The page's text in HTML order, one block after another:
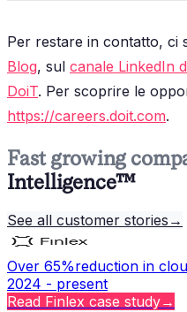
Per restare in contatto, ci
Blog, sul canale LinkedIn
DoiT. Per scoprire le
https://careers.doit.com.
Fast growing
Intelligence™
See all customer stories →
Over 65%reduction in
2024 - present
Read Finlex case study→